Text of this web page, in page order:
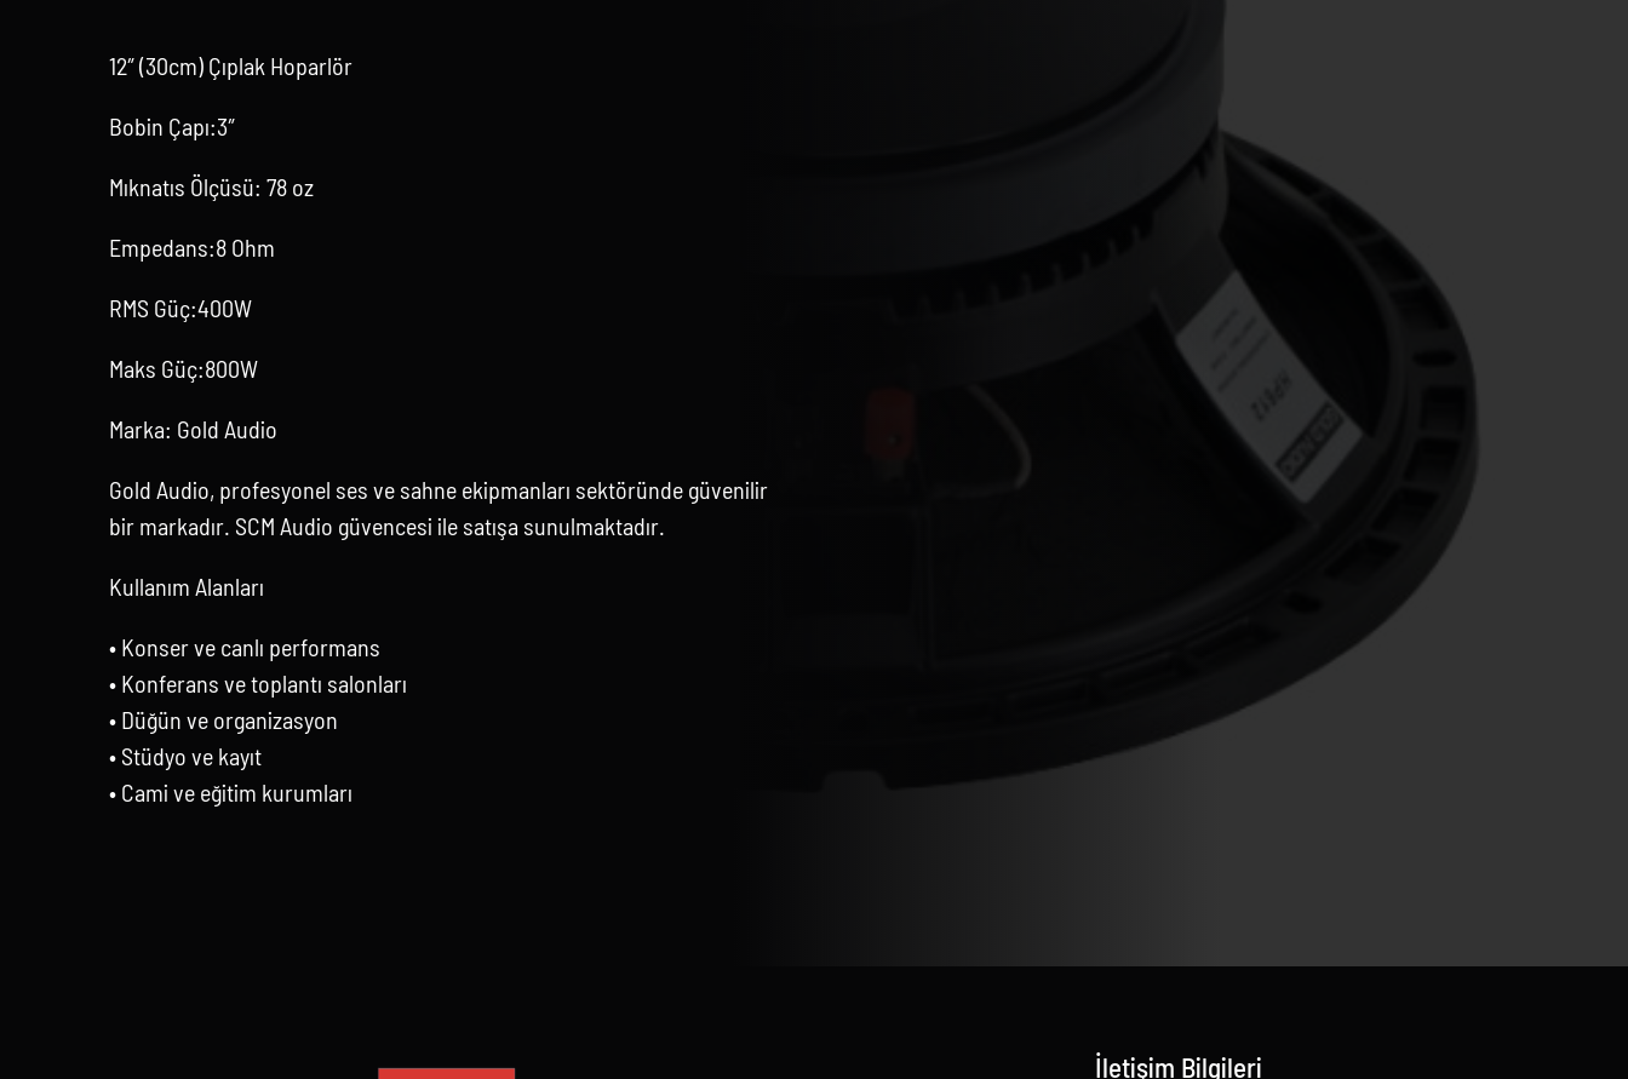
12″ (30cm) Çıplak Hoparlör
Bobin Çapı:3″
Mıknatıs Ölçüsü: 78 oz
Empedans:8 Ohm
RMS Güç:400W
Maks Güç:800W
Marka: Gold Audio
Gold Audio, profesyonel ses ve sahne ekipmanları sektöründe güvenilir
bir markadır. SCM Audio güvencesi ile satışa sunulmaktadır.
Kullanım Alanları
• Konser ve canlı performans
• Konferans ve toplantı salonları
• Düğün ve organizasyon
• Stüdyo ve kayıt
• Cami ve eğitim kurumları
İletişim Bilgileri